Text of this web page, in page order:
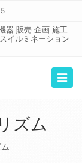
器 販売 企画 施工
イルミネーション
ズム